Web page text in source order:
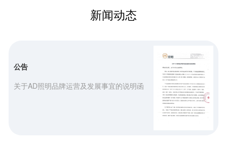
新闻动态
公告
关于AD照明品牌运营及发展事宜的说明函